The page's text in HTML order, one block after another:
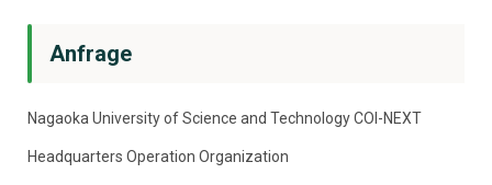
Anfrage
Nagaoka University of Science and Technology COI-NEXT
Headquarters Operation Organization